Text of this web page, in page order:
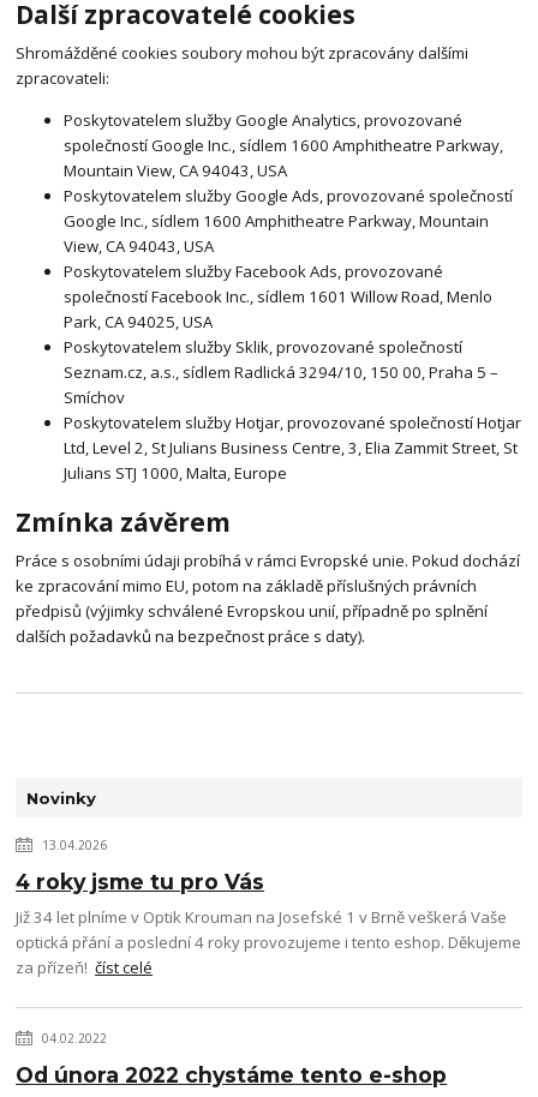
Novinky
13.04.2026
4 roky jsme tu pro Vás
Již 34 let plníme v Optik Krouman na Josefské 1 v Brně veškerá Vaše
optická přání a poslední 4 roky provozujeme i tento eshop. Děkujeme
za přízeň!číst celé
04.02.2022
Od února 2022 chystáme tento e-shop
Další zpracovatelé cookies
Shromážděné cookies soubory mohou být zpracovány dalšími
zpracovateli:
Poskytovatelem služby Google Analytics, provozované
společností Google Inc., sídlem 1600 Amphitheatre Parkway,
Mountain View, CA 94043, USA
Poskytovatelem služby Google Ads, provozované společností
Google Inc., sídlem 1600 Amphitheatre Parkway, Mountain
View, CA 94043, USA
Poskytovatelem služby Facebook Ads, provozované
společností Facebook Inc., sídlem 1601 Willow Road, Menlo
Park, CA 94025, USA
Poskytovatelem služby Sklik, provozované společností
Seznam.cz, a.s., sídlem Radlická 3294/10, 150 00, Praha 5 –
Smíchov
Poskytovatelem služby Hotjar, provozované společností Hotjar
Ltd, Level 2, St Julians Business Centre, 3, Elia Zammit Street, St
Julians STJ 1000, Malta, Europe
Zmínka závěrem
Práce s osobními údaji probíhá v rámci Evropské unie. Pokud dochází
ke zpracování mimo EU, potom na základě příslušných právních
předpisů (výjimky schválené Evropskou unií, případně po splnění
dalších požadavků na bezpečnost práce s daty).